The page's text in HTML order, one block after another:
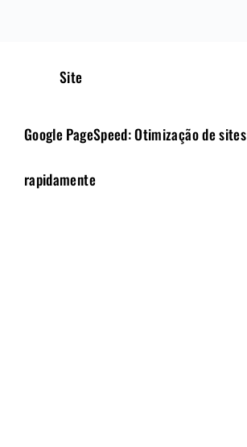
Site
Google PageSpeed: Otimização de sites
rapidamente